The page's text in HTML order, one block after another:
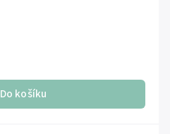
Do košíku